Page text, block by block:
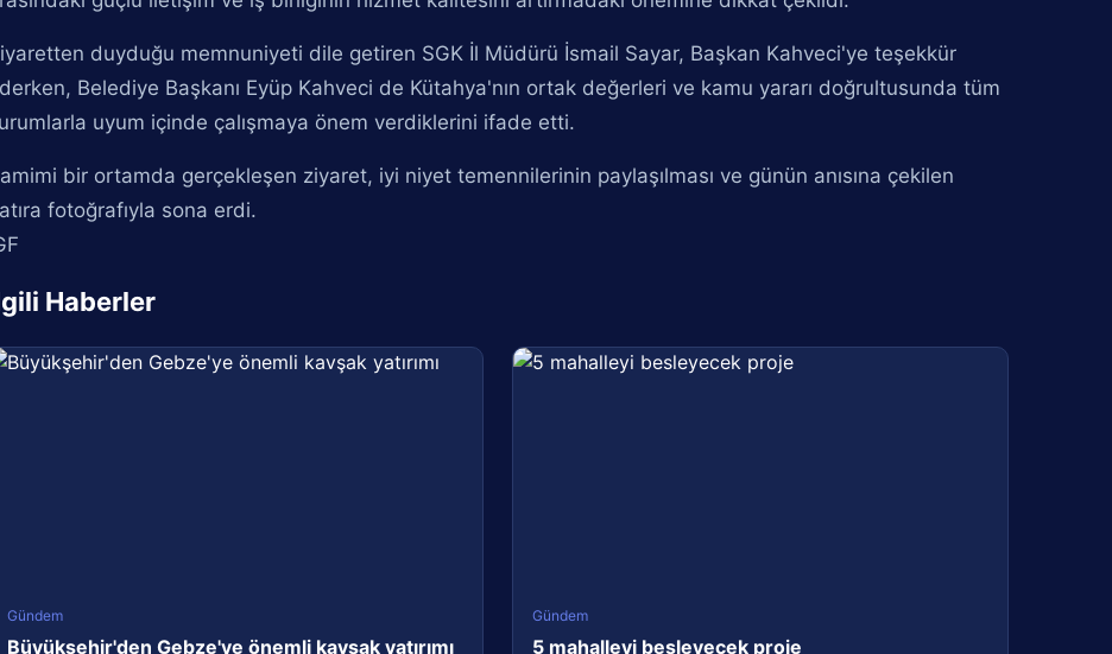
duyduğu memnuniyeti dile getiren SGK İl Müdürü İsmail Sayar, Başkan Kahveci'ye teşekkür
Belediye Başkanı Eyüp Kahveci de Kütahya'nın ortak değerleri ve kamu yararı doğrultusunda tüm
uyum içinde çalışmaya önem verdiklerini ifade etti.
bir ortamda gerçekleşen ziyaret, iyi niyet temennilerinin paylaşılması ve günün anısına çekilen
fotoğrafıyla sona erdi.
Haberler
Gündem
Büyükşehir'den Gebze'ye önemli kavşak yatırımı
Gündem
5 mahalleyi besleyecek proje